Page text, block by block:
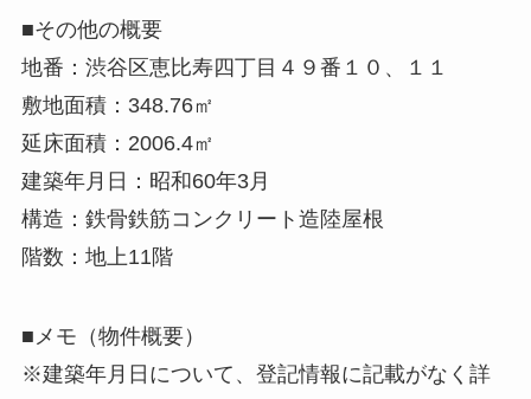
■その他の概要
地番：渋谷区恵比寿四丁目４９番１０、１１
敷地面積：348.76㎡
延床面積：2006.4㎡
建築年月日：昭和60年3月
構造：鉄骨鉄筋コンクリート造陸屋根
階数：地上11階
■メモ（物件概要）
※建築年月日について、登記情報に記載がなく詳